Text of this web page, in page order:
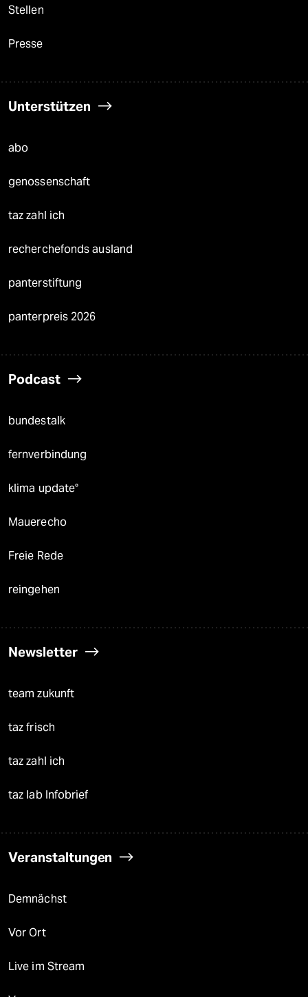
Stellen
Presse
Unterstützen
abo
genossenschaft
taz zahl ich
recherchefonds ausland
panterstiftung
panterpreis 2026
Podcast
bundestalk
fernverbindung
klima update°
Mauerecho
Freie Rede
reingehen
Newsletter
team zukunft
taz frisch
taz zahl ich
taz lab Infobrief
Veranstaltungen
Demnächst
Vor Ort
Live im Stream